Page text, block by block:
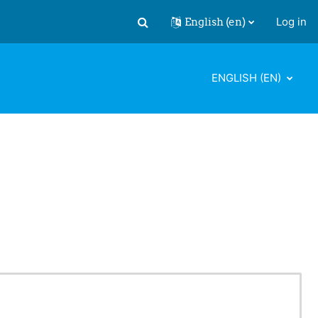
Toggle search input
English ‎(en)‎ Log in
ENGLISH ‎(EN)‎